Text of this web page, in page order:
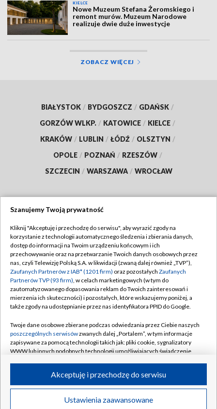
KIELCE
Nowe Muzeum Stefana Żeromskiego i
remont murów. Muzeum Narodowe
realizuje dwie duże inwestycje
ZOBACZ WIĘCEJ
BIAŁYSTOK / BYDGOSZCZ / GDAŃSK /
GORZÓW WLKP. / KATOWICE / KIELCE /
KRAKÓW / LUBLIN / ŁÓDŹ / OLSZTYN /
OPOLE / POZNAŃ / RZESZÓW /
SZCZECIN / WARSZAWA / WROCŁAW
TVP
Abonament TVP
Emisja w TVP
Centrum informacji TVP
Naziemna Telewizja Cyfrowa
Rada Programowa
System NOS
Informacje o nadawcy
Program dla prasy
Regulamin TVP
Polityka prywatności
Moje zgody
Pomoc
Kontakt
Kanały
©2026 Telewizja Polska S.A. w likwidacji
Szanujemy Twoją prywatność
Kliknij "Akceptuję i przechodzę do serwisu", aby wyrazić zgody na
korzystanie z technologii automatycznego śledzenia i zbierania danych,
dostęp do informacji na Twoim urządzeniu końcowym i ich
przechowywanie oraz na przetwarzanie Twoich danych osobowych przez
nas, czyli Telewizję Polską S.A. w likwidacji (zwaną dalej również „TVP”),
Zaufanych Partnerów z IAB* (1201 firm) oraz pozostałych Zaufanych
Partnerów TVP (93 firm), w celach marketingowych (w tym do
zautomatyzowanego dopasowania reklam do Twoich zainteresowań i
mierzenia ich skuteczności) i pozostałych, które wskazujemy poniżej, a
także zgody na udostępnianie przez nas identyfikatora PPID do Google.
Twoje dane osobowe zbierane podczas odwiedzania przez Ciebie naszych
poszczególnych serwisówzwanych dalej „Portalem”, w tym informacje
zapisywane za pomocą technologii takich jak: pliki cookie, sygnalizatory
WWW lub innych podobnych technologii umożliwiających świadczenie
ruchu w Internecie.
Twoje dane osobowe zbierane podczas odwiedzania przez Ciebie
poszczególnych serwisówna Portalu, takie jak adresy IP, identyfikatory
Ustawienia zaawansowane
Akceptuję i przechodzę do serwisu